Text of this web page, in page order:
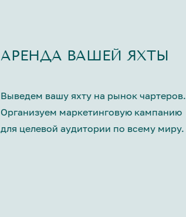
АРЕНДА ВАШЕЙ ЯХТЫ
Выведем вашу яхту на рынок чартеров.
Организуем маркетинговую кампанию
для целевой аудитории по всему миру.